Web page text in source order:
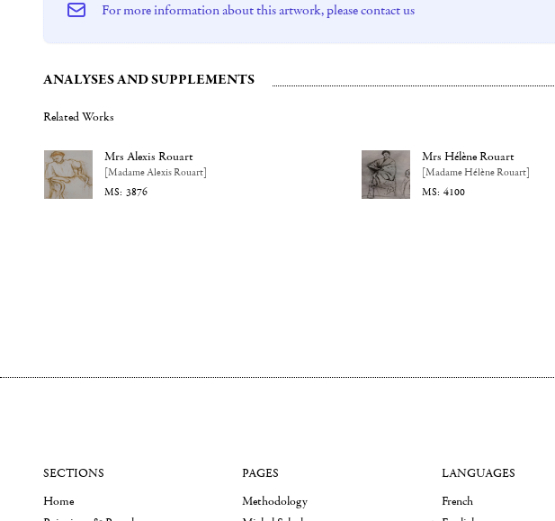
For more information about this artwork, please contact us
ANALYSES AND SUPPLEMENTS
Related Works
Mrs Alexis Rouart
[Madame Alexis Rouart]
3876
Mrs Hélène Rouart
[Madame Hélène Rouart]
4100
SECTIONS
Home
PAGES
Methodology
LANGUAGES
French